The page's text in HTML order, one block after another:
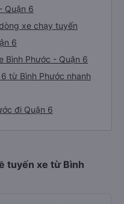
Quận 6
xe chạy tuyến
6
Bình Phước - Quận 6
từ Bình Phước nhanh
đi Quận 6
tuyến xe từ Bình